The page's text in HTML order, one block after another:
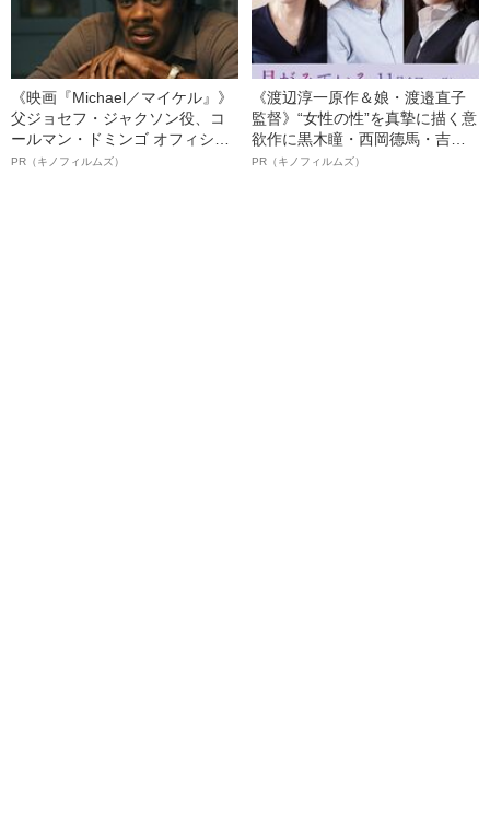
《映画『Michael／マイケル』》
父ジョセフ・ジャクソン役、コ
ールマン・ドミンゴ オフィシャ
ルインタビュー“観客を魅了した
PR（キノフィルムズ）
《渡辺淳一原作＆娘・渡邉直子
監督》“女性の性”を真摯に描く意
欲作に黒木瞳・西岡德馬・吉田
羊が出演決定！《映画『月がみ
PR（キノフィルムズ）